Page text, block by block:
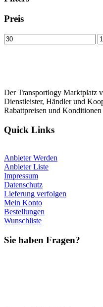
Preis
Min
price
Der Transportlogy Marktplatz
Dienstleister, Händler und
Rabattpreisen und
Quick Links
Anbieter Werden
Anbieter Liste
Impressum
Datenschutz
Lieferung verfolgen
Mein Konto
Bestellungen
Wunschliste
Sie haben Fragen?